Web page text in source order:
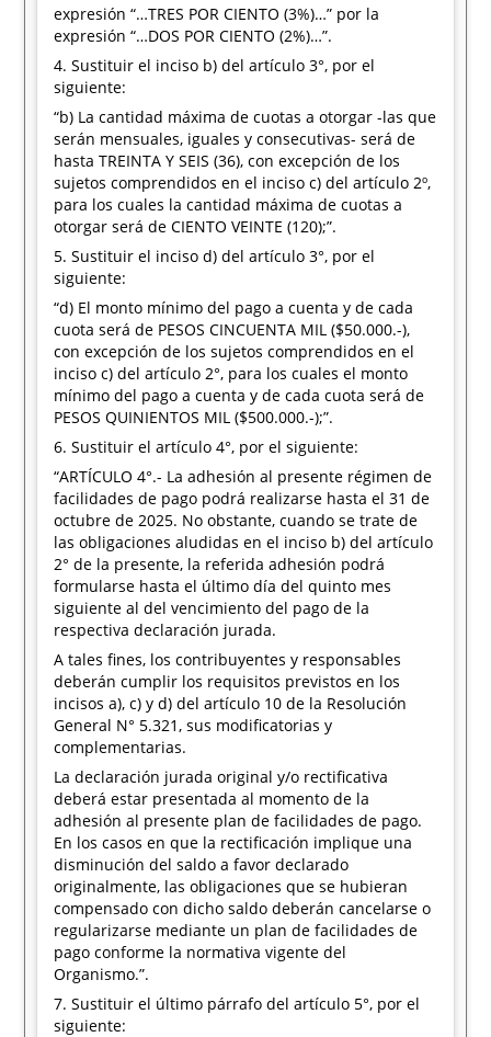
expresión “…TRES POR CIENTO (3%)…” por la
expresión “…DOS POR CIENTO (2%)…”.
4. Sustituir el inciso b) del artículo 3°, por el
siguiente:
“b) La cantidad máxima de cuotas a otorgar -las que
serán mensuales, iguales y consecutivas- será de
hasta TREINTA Y SEIS (36), con excepción de los
sujetos comprendidos en el inciso c) del artículo 2º,
para los cuales la cantidad máxima de cuotas a
otorgar será de CIENTO VEINTE (120);”.
5. Sustituir el inciso d) del artículo 3°, por el
siguiente:
“d) El monto mínimo del pago a cuenta y de cada
cuota será de PESOS CINCUENTA MIL ($50.000.-),
con excepción de los sujetos comprendidos en el
inciso c) del artículo 2°, para los cuales el monto
mínimo del pago a cuenta y de cada cuota será de
PESOS QUINIENTOS MIL ($500.000.-);”.
6. Sustituir el artículo 4°, por el siguiente:
“ARTÍCULO 4°.- La adhesión al presente régimen de
facilidades de pago podrá realizarse hasta el 31 de
octubre de 2025. No obstante, cuando se trate de
las obligaciones aludidas en el inciso b) del artículo
2° de la presente, la referida adhesión podrá
formularse hasta el último día del quinto mes
siguiente al del vencimiento del pago de la
respectiva declaración jurada.
A tales fines, los contribuyentes y responsables
deberán cumplir los requisitos previstos en los
incisos a), c) y d) del artículo 10 de la Resolución
General N° 5.321, sus modificatorias y
complementarias.
La declaración jurada original y/o rectificativa
deberá estar presentada al momento de la
adhesión al presente plan de facilidades de pago.
En los casos en que la rectificación implique una
disminución del saldo a favor declarado
originalmente, las obligaciones que se hubieran
compensado con dicho saldo deberán cancelarse o
regularizarse mediante un plan de facilidades de
pago conforme la normativa vigente del
Organismo.”.
7. Sustituir el último párrafo del artículo 5°, por el
siguiente: